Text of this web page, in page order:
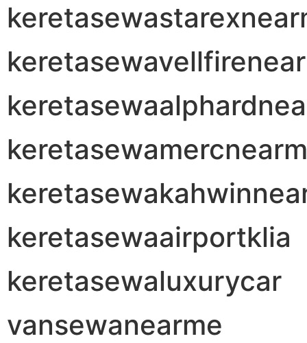
keretasewaairportklia
keretasewaluxurycar
vansewanearme